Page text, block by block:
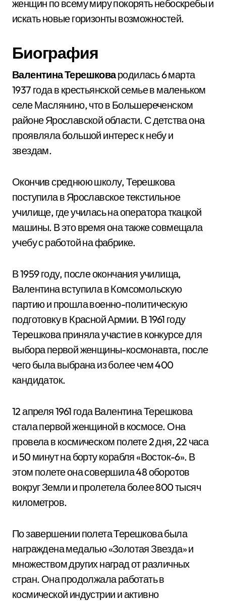
женщин по всему миру покорять небоскребы и
искать новые горизонты возможностей.
Биография
Валентина Терешковародилась 6 марта
1937 года в крестьянской семье в маленьком
селе Маслянино, что в Большереченском
районе Ярославской области. С детства она
проявляла большой интерес к небу и
звездам.
Окончив среднюю школу, Терешкова
поступила в Ярославское текстильное
училище, где училась на оператора ткацкой
машины. В это время она также совмещала
учебу с работой на фабрике.
В 1959 году, после окончания училища,
Валентина вступила в Комсомольскую
партию и прошла военно-политическую
подготовку в Красной Армии. В 1961 году
Терешкова приняла участие в конкурсе для
выбора первой женщины-космонавта, после
чего была выбрана из более чем 400
кандидаток.
12 апреля 1961 года Валентина Терешкова
стала первой женщиной в космосе. Она
провела в космическом полете 2 дня, 22 часа
и 50 минут на борту корабля «Восток-6». В
этом полете она совершила 48 оборотов
вокруг Земли и пролетела более 800 тысяч
километров.
По завершении полета Терешкова была
награждена медалью «Золотая Звезда» и
множеством других наград от различных
стран. Она продолжала работать в
космической индустрии и активно